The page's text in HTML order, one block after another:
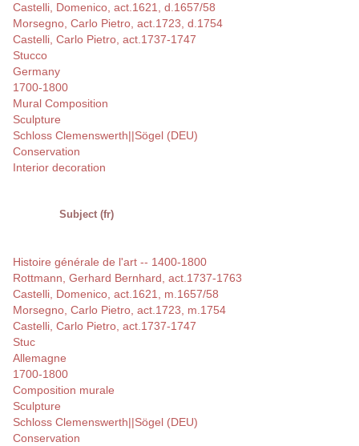
Castelli, Domenico, act.1621, d.1657/58
Morsegno, Carlo Pietro, act.1723, d.1754
Castelli, Carlo Pietro, act.1737-1747
Stucco
Germany
1700-1800
Mural Composition
Sculpture
Schloss Clemenswerth||Sögel (DEU)
Conservation
Interior decoration
Subject (fr)
Histoire générale de l'art -- 1400-1800
Rottmann, Gerhard Bernhard, act.1737-1763
Castelli, Domenico, act.1621, m.1657/58
Morsegno, Carlo Pietro, act.1723, m.1754
Castelli, Carlo Pietro, act.1737-1747
Stuc
Allemagne
1700-1800
Composition murale
Sculpture
Schloss Clemenswerth||Sögel (DEU)
Conservation